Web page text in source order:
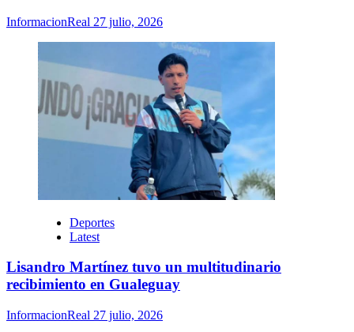
InformacionReal 27 julio, 2026
Deportes
Latest
Lisandro Martínez tuvo un multitudinario
recibimiento en Gualeguay
InformacionReal 27 julio, 2026